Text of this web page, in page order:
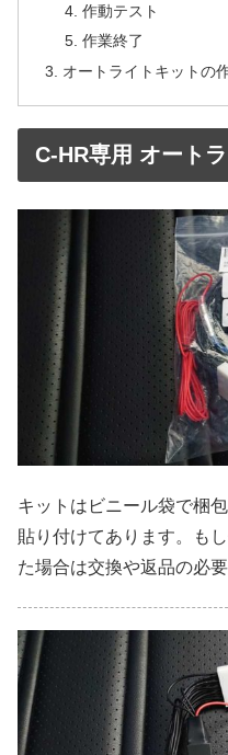
作動テスト
作業終了
オートライトキットの
C-HR専用 オート
キットはビニール袋で梱
貼り付けてあります。も
た場合は交換や返品の必要